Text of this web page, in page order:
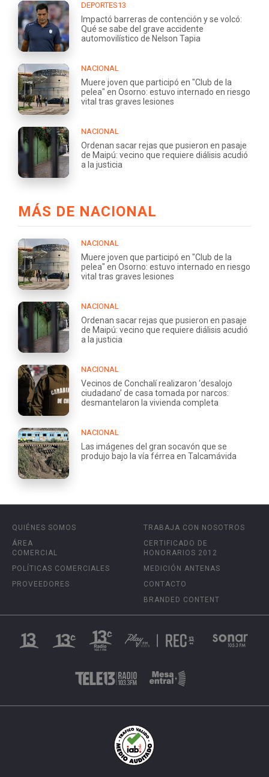
DEPORTES13
Impactó barreras de contención y se volcó:
Qué se sabe del grave accidente
automovilístico de Nelson Tapia
NACIONAL
Muere joven que participó en "Club de la
pelea" en Osorno: estuvo internado en riesgo
vital tras graves lesiones
NACIONAL
Ordenan sacar rejas que pusieron en pasaje
de Maipú: vecino que requiere diálisis acudió
a la justicia
MÁS DE NACIONAL
NACIONAL
Muere joven que participó en "Club de la
pelea" en Osorno: estuvo internado en riesgo
vital tras graves lesiones
NACIONAL
Ordenan sacar rejas que pusieron en pasaje
de Maipú: vecino que requiere diálisis acudió
a la justicia
NACIONAL
Vecinos de Conchalí realizaron ‘desalojo
ciudadano’ de casa tomada por narcos:
desmantelaron la vivienda completa
NACIONAL
Las imágenes del gran socavón que se
produjo bajo la vía férrea en Talcamávida
QUIÉNES SOMOS
ÁREA
COMERCIAL
POLÍTICAS COMERCIALES
PROVEEDORES
TRABAJA CON NOSOTROS
CERTIFICADO DE
HONORARIOS 2012
MEDICIÓN ANTENAS
CONTACTO
BRANDED CONTENT